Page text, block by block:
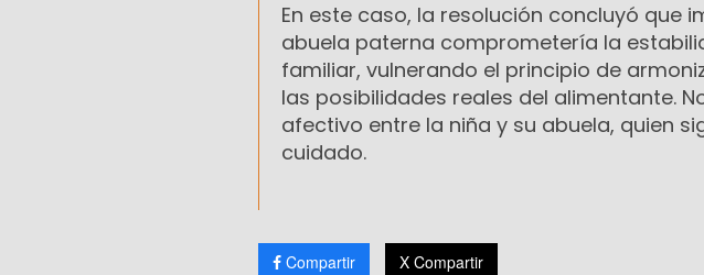
En este caso, la resolución concluyó que
abuela paterna comprometería la
familiar, vulnerando el principio de
las posibilidades reales del alimentante.
afectivo entre la niña y su abuela, quien
cuidado.
Compartir X Compartir